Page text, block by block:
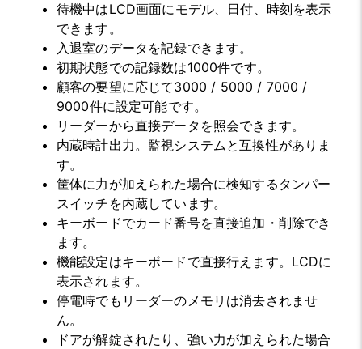
待機中はLCD画面にモデル、日付、時刻を表示
できます。
入退室のデータを記録できます。
初期状態での記録数は1000件です。
顧客の要望に応じて3000 / 5000 / 7000 /
9000件に設定可能です。
リーダーから直接データを照会できます。
内蔵時計出力。監視システムと互換性がありま
す。
筐体に力が加えられた場合に検知するタンパー
スイッチを内蔵しています。
キーボードでカード番号を直接追加・削除でき
ます。
機能設定はキーボードで直接行えます。LCDに
表示されます。
停電時でもリーダーのメモリは消去されませ
ん。
ドアが解錠されたり、強い力が加えられた場合